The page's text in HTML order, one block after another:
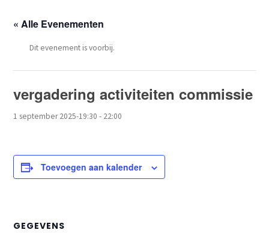
« Alle Evenementen
Dit evenement is voorbij.
vergadering activiteiten commissie
1 september 2025-19:30 - 22:00
Toevoegen aan kalender
GEGEVENS